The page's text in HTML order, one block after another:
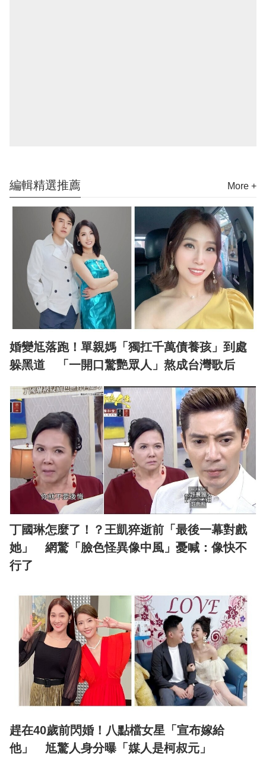
編輯精選推薦 More +
婚變尪落跑！單親媽「獨扛千萬債養孩」到處
躲黑道 「一開口驚艷眾人」熬成台灣歌后
丁國琳怎麼了！？王凱猝逝前「最後一幕對戲
她」 網驚「臉色怪異像中風」憂喊：像快不
行了
趕在40歲前閃婚！八點檔女星「宣布嫁給
他」 尪驚人身分曝「媒人是柯叔元」